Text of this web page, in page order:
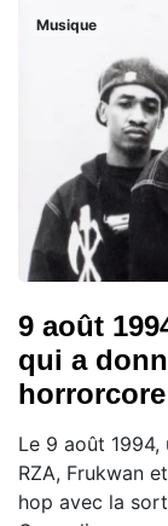
Musique
9 août
qui a
horrorcore
Le 9 août
RZA, Frukwan
hop avec la